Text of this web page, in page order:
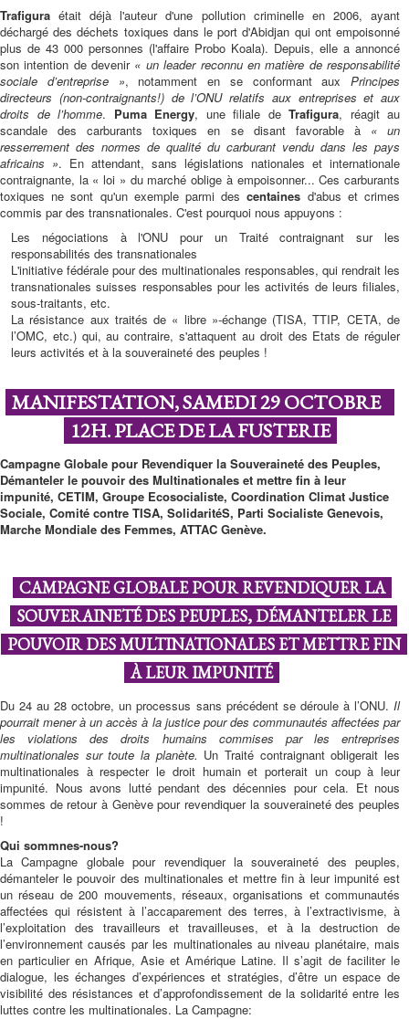
Trafigura était déjà l'auteur d'une pollution criminelle en 2006, ayant
déchargé des déchets toxiques dans le port d'Abidjan qui ont empoisonné
plus de 43 000 personnes (l'affaire Probo Koala). Depuis, elle a annoncé
son intention de devenir « un leader reconnu en matière de responsabilité
sociale d’entreprise », notamment en se conformant aux Principes
directeurs (non-contraignants!) de l’ONU relatifs aux entreprises et aux
droits de l’homme. Puma Energy, une filiale de Trafigura, réagit au
scandale des carburants toxiques en se disant favorable à « un
resserrement des normes de qualité du carburant vendu dans les pays
africains ». En attendant, sans législations nationales et internationale
contraignante, la « loi » du marché oblige à empoisonner... Ces carburants
toxiques ne sont qu'un exemple parmi descentaines d'abus et crimes
commis par des transnationales. C'est pourquoi nous appuyons :
Les négociations à l'ONU pour un Traité contraignant sur les
responsabilités des transnationales
L'initiative fédérale pour des multinationales responsables, qui rendrait les
transnationales suisses responsables pour les activités de leurs filiales,
sous-traitants, etc.
La résistance aux traités de « libre »-échange (TISA, TTIP, CETA, de
l’OMC, etc.) qui, au contraire, s'attaquent au droit des Etats de réguler
leurs activités et à la souveraineté des peuples !
MANIFESTATION, SAMEDI 29 OCTOBRE
12H. PLACE DE LA FUSTERIE
Campagne Globale pour Revendiquer la Souveraineté des Peuples,
Démanteler le pouvoir des Multinationales et mettre fin à leur
impunité, CETIM, Groupe Ecosocialiste, Coordination Climat Justice
Sociale, Comité contre TISA, SolidaritéS, Parti Socialiste Genevois,
Marche Mondiale des Femmes, ATTAC Genève.
CAMPAGNE GLOBALE POUR REVENDIQUER LA
SOUVERAINETÉ DES PEUPLES, DÉMANTELER LE
POUVOIR DES MULTINATIONALES ET METTRE FIN
À LEUR IMPUNITÉ
Du 24 au 28 octobre, un processus sans précédent se déroule à l’ONU. Il
pourrait mener à un accès à la justice pour des communautés affectées par
les violations des droits humains commises par les entreprises
multinationales sur toute la planète. Un Traité contraignant obligerait les
multinationales à respecter le droit humain et porterait un coup à leur
impunité. Nous avons lutté pendant des décennies pour cela. Et nous
sommes de retour à Genève pour revendiquer la souveraineté des peuples
!
Qui sommnes-nous?
La Campagne globale pour revendiquer la souveraineté des peuples,
démanteler le pouvoir des multinationales et mettre fin à leur impunité est
un réseau de 200 mouvements, réseaux, organisations et communautés
affectées qui résistent à l’accaparement des terres, à l’extractivisme, à
l’exploitation des travailleurs et travailleuses, et à la destruction de
l’environnement causés par les multinationales au niveau planétaire, mais
en particulier en Afrique, Asie et Amérique Latine. Il s’agit de faciliter le
dialogue, les échanges d’expériences et stratégies, d’être un espace de
visibilité des résistances et d’approfondissement de la solidarité entre les
luttes contre les multinationales. La Campagne: